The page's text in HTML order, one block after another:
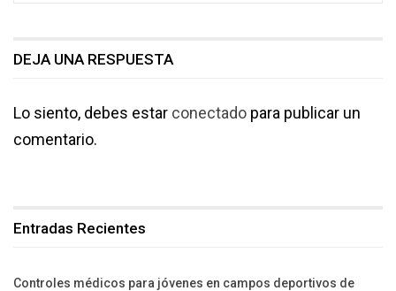
DEJA UNA RESPUESTA
Lo siento, debes estar conectado para publicar un
comentario.
Entradas Recientes
Controles médicos para jóvenes en campos deportivos de